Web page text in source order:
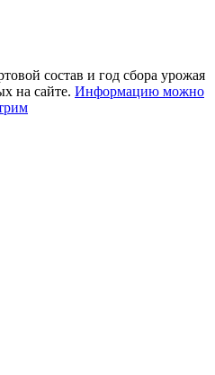
состав и год сбора урожая
на сайте. Информацию можно